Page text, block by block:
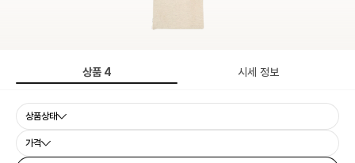
상품4 시세 정보
상품상태
가격